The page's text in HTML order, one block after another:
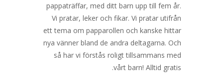
pappaträffar, med ditt barn upp till fem år.
Vi pratar, leker och fikar. Vi pratar utifrån
ett tema om papparollen och kanske hittar
nya vänner bland de andra deltagarna. Och
så har vi förstås roligt tillsammans med
vårt barn! Alltid gratis.